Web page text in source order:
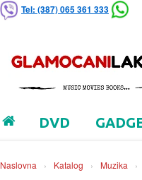
Tel: (387) 065 361 333
DVD
Naslovna › Katalog › Muzika ›